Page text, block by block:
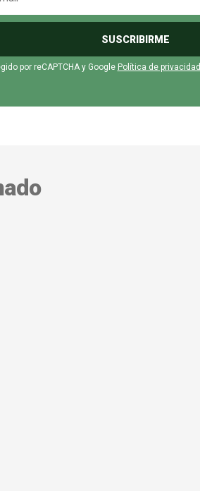
SUSCRIBIRME
por reCAPTCHA y Google Política de privacidad